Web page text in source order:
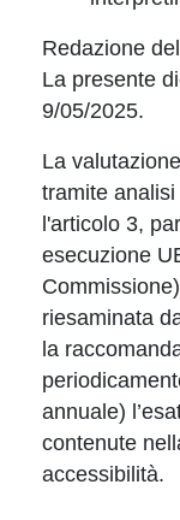
Redazione
La presente
9/05/2025.
La
tramite
l'articolo 3,
esecuzione
riesaminata
la
annuale)
contenute
accessibilità.